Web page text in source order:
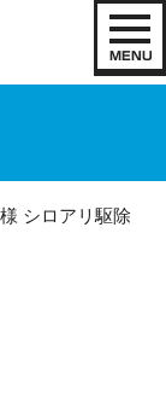
MENU
シロアリ駆除